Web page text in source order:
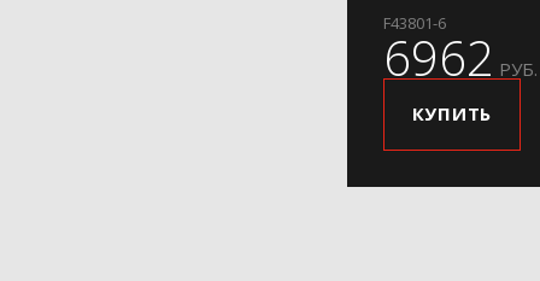
F43801-6
6962 РУБ.
КУПИТЬ